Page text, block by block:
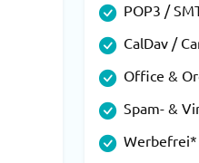
POP3 /
CalDav /
Office &
Spam- &
Werbefrei*